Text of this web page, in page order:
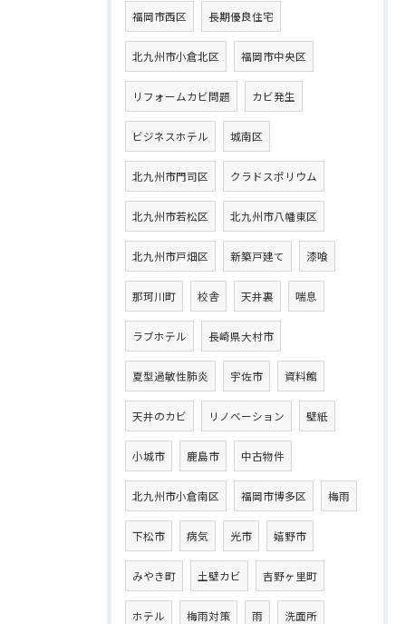
福岡市西区 長期優良住宅
北九州市小倉北区 福岡市中央区
リフォームカビ問題 カビ発生
ビジネスホテル 城南区
北九州市門司区 クラドスポリウム
北九州市若松区 北九州市八幡東区
北九州市戸畑区 新築戸建て 漆喰
那珂川町 校舎 天井裏 喘息
ラブホテル 長崎県大村市
夏型過敏性肺炎 宇佐市 資料館
天井のカビ リノベーション 壁紙
小城市 鹿島市 中古物件
北九州市小倉南区 福岡市博多区 梅雨
下松市 病気 光市 嬉野市
みやき町 土壁カビ 吉野ヶ里町
ホテル 梅雨対策 雨 洗面所